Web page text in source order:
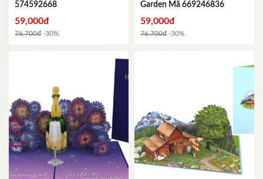
574592668
59,000đ
76,700đ -30%
Garden Mã 669246836
59,000đ
76,700đ -30%